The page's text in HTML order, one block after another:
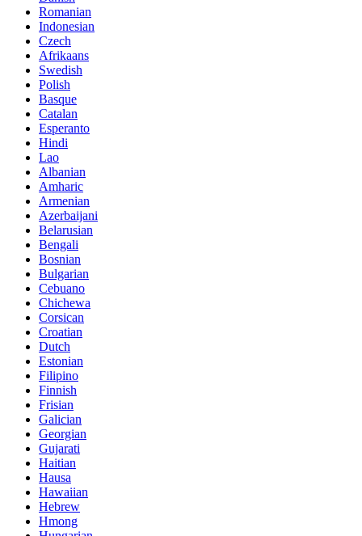
Romanian
Indonesian
Czech
Afrikaans
Swedish
Polish
Basque
Catalan
Esperanto
Hindi
Lao
Albanian
Amharic
Armenian
Azerbaijani
Belarusian
Bengali
Bosnian
Bulgarian
Cebuano
Chichewa
Corsican
Croatian
Dutch
Estonian
Filipino
Finnish
Frisian
Galician
Georgian
Gujarati
Haitian
Hausa
Hawaiian
Hebrew
Hmong